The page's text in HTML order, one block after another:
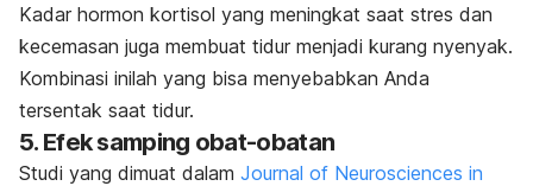
Kadar hormon kortisol yang meningkat saat stres dan
kecemasan juga membuat tidur menjadi kurang nyenyak.
Kombinasi inilah yang bisa menyebabkan Anda
tersentak saat tidur.
5. Efek samping obat-obatan
Studi yang dimuat dalam Journal of Neurosciences in